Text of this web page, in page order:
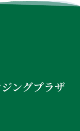
ングプラザ